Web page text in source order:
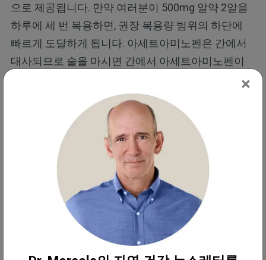
으로 제공됩니다. 만약 여러분이 500mg 알약 2알을
하루에 세 번 복용하면, 권장 복용량 범위의 하단에
빠르게 도달하게 됩니다. 아세트아미노펜은 간에서
대사되므로 술을 마시면 간에서 아세트아미노펜이
독성 부산물로 전환될 수 있습니다. 아세트아미노펜
은 매년 수만 명의 사람들을 병들게 하고 수백 명의
목숨을 앗아간다는 사실을 인식하는 것이 중요합니
독소 없는 임신을 위한 팁
필자는 자녀의 건강을 지키기 위해서는 가능한 한 많
은 잠재적 독소를 피하는 것이 중요하다고 생각합니
다. 우리의 환경은 다양한 독성 물질이 포화된 상태이
므로 각 물질을 방어하지 못할 수도 있습니다. 그러나
×